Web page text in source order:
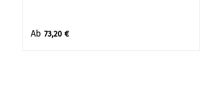
Ab 73,20 €